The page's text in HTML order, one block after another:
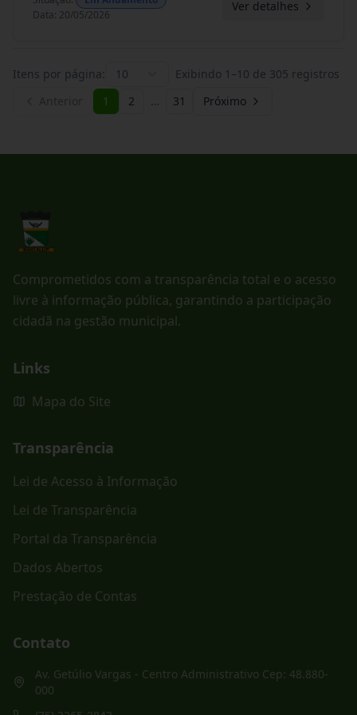
Data: 20/05/2026
Ver detalhes
Itens por página: 10 Exibindo 1 –10 de 305 registros
1 2 … 31 Próximo
Comprometidos com a transparência total e o acesso
livre à informação pública, garantindo a participação
cidadã na gestão municipal.
Links
Mapa do Site
Transparência
Lei de Acesso à Informação
Lei de Transparência
Portal da Transparência
Dados Abertos
Prestação de Contas
Contato
Av. Getúlio Vargas - Centro Administrativo Cep: 48.880-
000